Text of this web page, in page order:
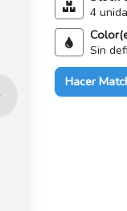
4
Sin
Hacer